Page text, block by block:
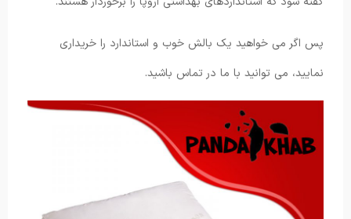
پس اگر می خواهید یک بالش خوب و استاندارد را خریداری
نمایید، می توانید با ما در تماس باشید.